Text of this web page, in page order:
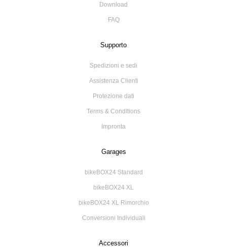
Download
FAQ
Supporto
Spedizioni e sedi
Assistenza Clienti
Protezione dati
Terms & Conditions
Impronta
Garages
bikeBOX24 Standard
bikeBOX24 XL
bikeBOX24 XL Rimorchio
Conversioni Individuali
Accessori